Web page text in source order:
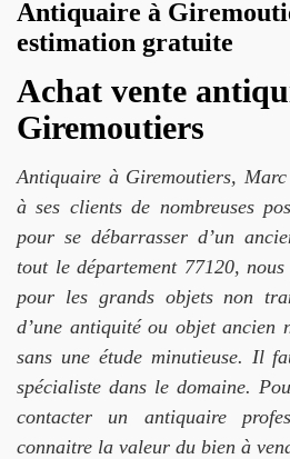
Antiquaire à
estimation gratuite
Achat vente
Giremoutiers
Antiquaire à Giremoutiers,
à ses clients de nombreuses
pour se débarrasser d’un
tout le département 77120,
pour les grands objets non
d’une antiquité ou objet ancien
sans une étude minutieuse. Il
spécialiste dans le domaine.
contacter un antiquaire
connaitre la valeur du bien à